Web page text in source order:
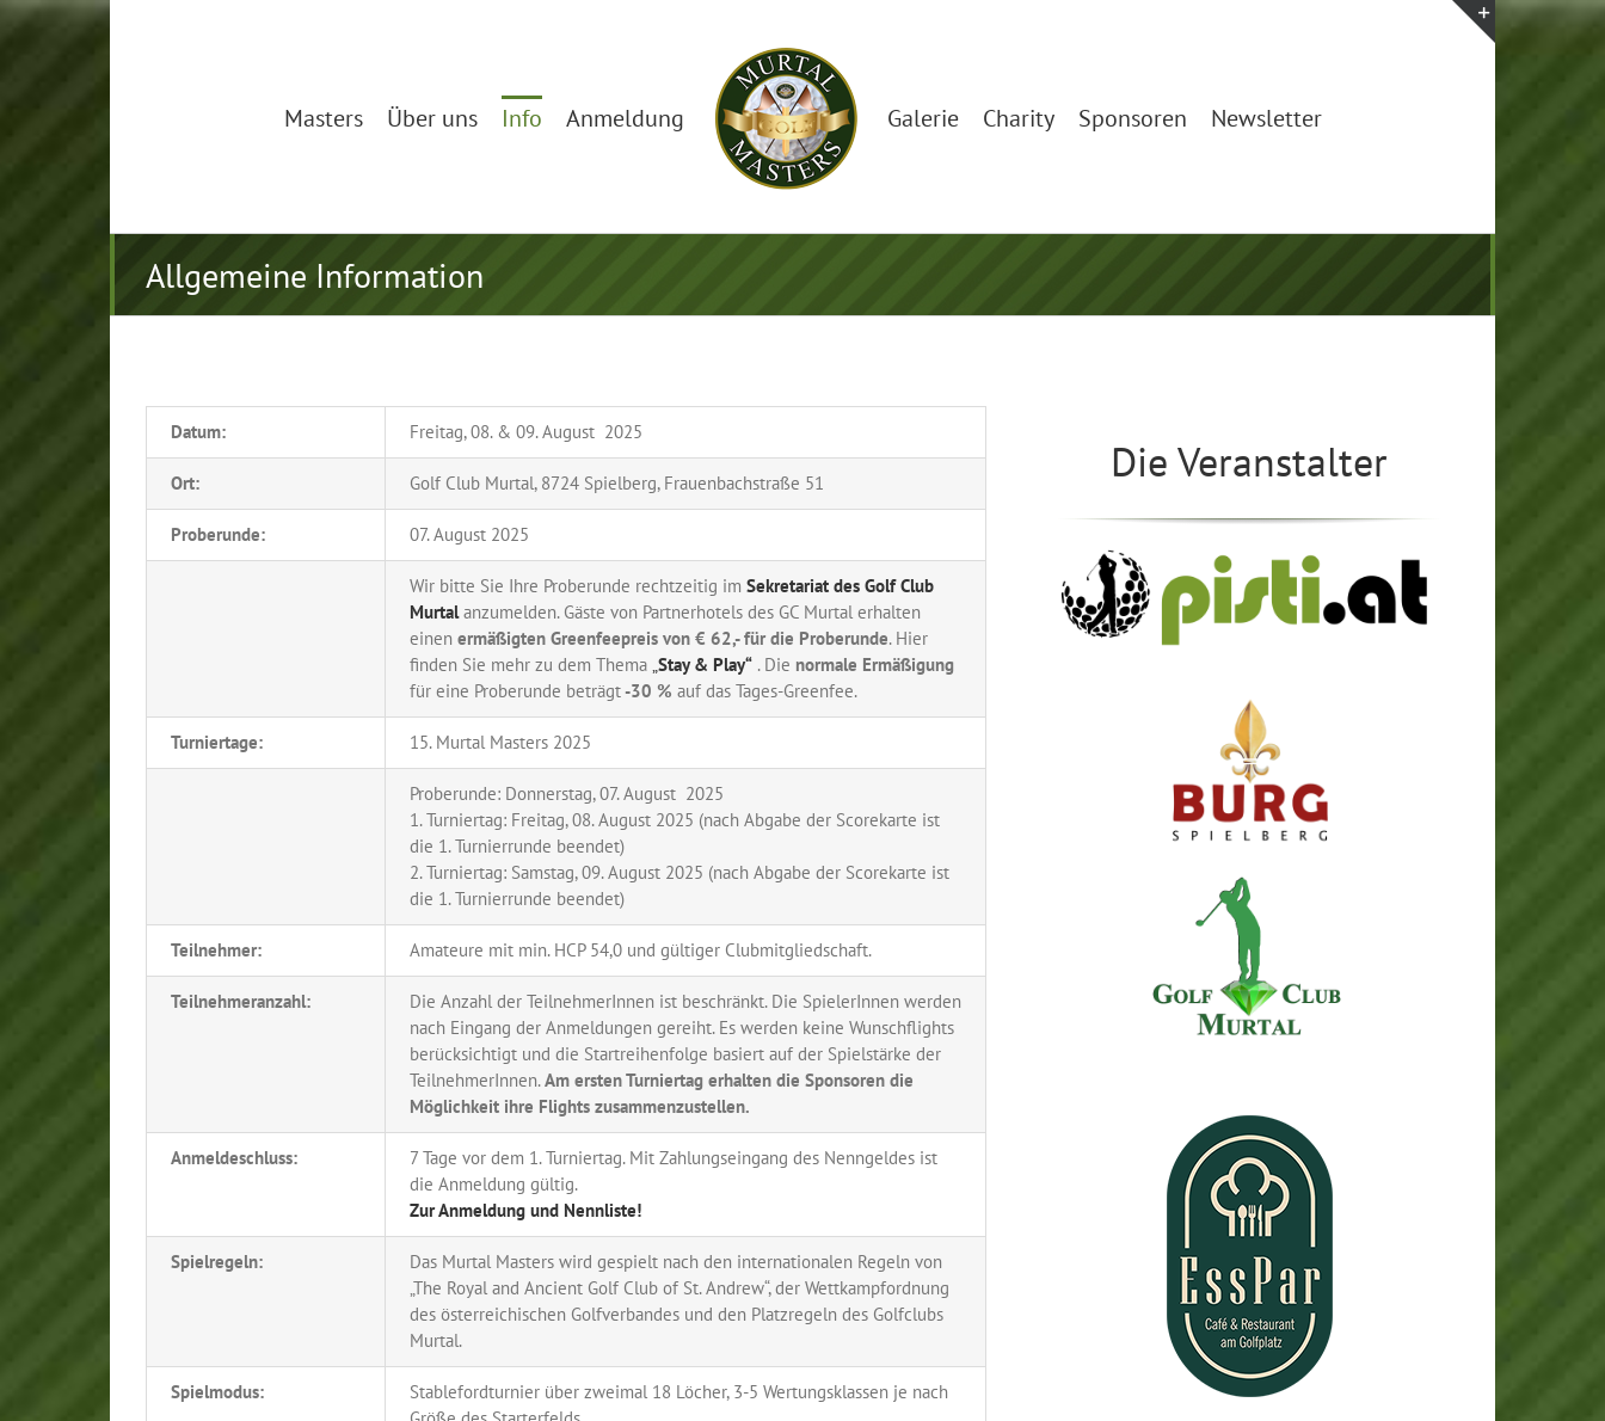
Zum
Masters Über uns Info Anmeldung Galerie Charity Sponsoren Newsletter
Allgemeine Information
Datum: Freitag, 08. & 09. August 2025
Ort: Golf Club Murtal, 8724 Spielberg, Frauenbachstraße 51
Proberunde: 07. August 2025
Wir bitte Sie Ihre Proberunde rechtzeitig im Sekretariat des Golf Club
Murtalanzumelden. Gäste von Partnerhotels des GC Murtal erhalten
einen ermäßigten Greenfeepreis von € 62,- für die Proberunde. Hier
finden Sie mehr zu dem Thema „Stay & Play“ . Die normale Ermäßigung
für eine Proberunde beträgt-30 % auf das Tages-Greenfee.
Turniertage: 15. Murtal Masters 2025
Proberunde: Donnerstag, 07. August 2025
1. Turniertag: Freitag, 08. August 2025 (nach Abgabe der Scorekarte ist
die 1. Turnierrunde beendet)
2. Turniertag: Samstag, 09. August 2025 (nach Abgabe der Scorekarte ist
die 1. Turnierrunde beendet)
Teilnehmer: Amateure mit min. HCP 54,0 und gültiger Clubmitgliedschaft.
Teilnehmeranzahl:
Die Anzahl der TeilnehmerInnen ist beschränkt. Die SpielerInnen werden
nach Eingang der Anmeldungen gereiht. Es werden keine Wunschflights
berücksichtigt und die Startreihenfolge basiert auf der Spielstärke der
TeilnehmerInnen.Am ersten Turniertag erhalten die Sponsoren die
Möglichkeit ihre Flights zusammenzustellen.
Anmeldeschluss:
7 Tage vor dem 1. Turniertag. Mit Zahlungseingang des Nenngeldes ist
die Anmeldung gültig.
Zur Anmeldung und Nennliste!
Spielregeln:
Das Murtal Masters wird gespielt nach den internationalen Regeln von
„The Royal and Ancient Golf Club of St. Andrew“, der Wettkampfordnung
des österreichischen Golfverbandes und den Platzregeln des Golfclubs
Murtal.
Spielmodus:
Stablefordturnier über zweimal 18 Löcher, 3-5 Wertungsklassen je nach
Die Veranstalter